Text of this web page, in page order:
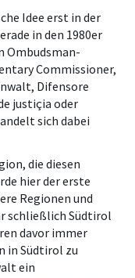
Idee erst in der
in den 1980er
Ombudsman-
Commissioner,
Difensore
justiçia oder
sich dabei
die diesen
hier der erste
Regionen und
schließlich Südtirol
davor immer
in Südtirol zu
ein